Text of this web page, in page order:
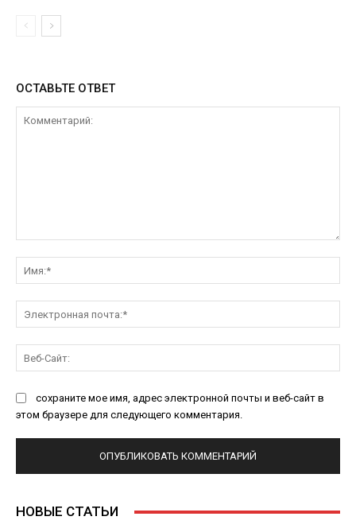
ОСТАВЬТЕ ОТВЕТ
сохраните мое имя, адрес электронной почты и веб-сайт в
этом браузере для следующего комментария.
НОВЫЕ СТАТЬИ